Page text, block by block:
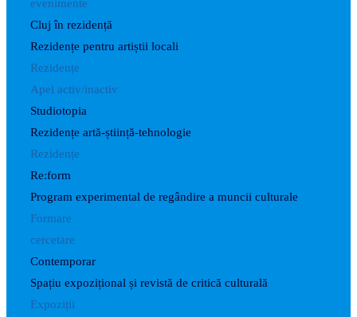
evenimente
Cluj în rezidență
Rezidențe pentru artiștii locali
Rezidențe
Apel activ/inactiv
Studiotopia
Rezidențe artă-știință-tehnologie
Rezidențe
Re:form
Program experimental de regândire a muncii culturale
Formare
cercetare
Contemporar
Spațiu expozițional și revistă de critică culturală
Expoziții